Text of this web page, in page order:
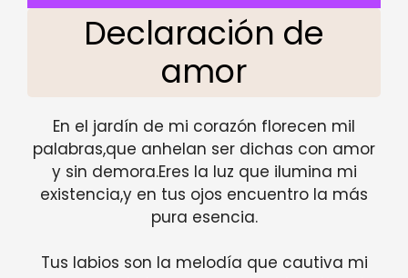
Declaración de
amor
En el jardín de mi corazón florecen mil
palabras,que anhelan ser dichas con amor
y sin demora.Eres la luz que ilumina mi
existencia,y en tus ojos encuentro la más
pura esencia.
Tus labios son la melodía que cautiva mi